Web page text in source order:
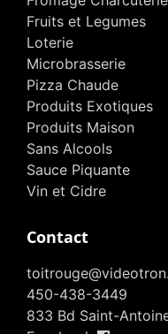
Fruits et Legumes
Loterie
Microbrasserie
Pizza Chaude
Produits Exotiques
Produits Maison
Sans Alcools
Sauce Piquante
Vin et Cidre
Contact
450-438-3449
833 Bd Saint-